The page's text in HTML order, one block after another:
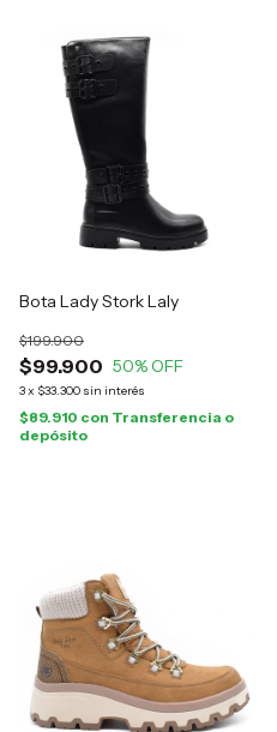
Bota Lady Stork Laly
$99.900
$199.900
50% OFF
3x $33.300 sin interés
$89.910 con Transferencia o
depósito